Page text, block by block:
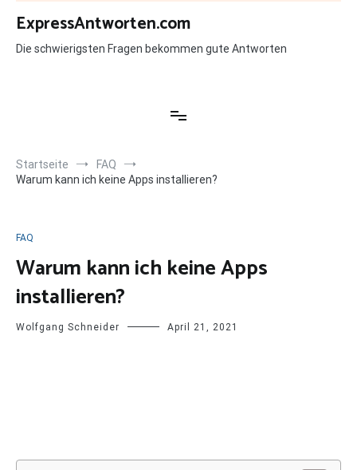
Zum
Inhalt
springen
ExpressAntworten.com
Die schwierigsten Fragen bekommen gute Antworten
Startseite
FAQ
Warum kann ich keine Apps installieren?
FAQ
Warum kann ich keine Apps
installieren?
Wolfgang Schneider April 21, 2021